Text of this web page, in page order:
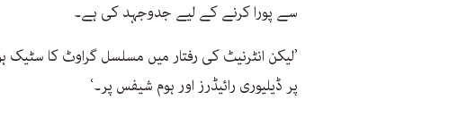
سے پورا کرنے کے لیے جدوجہد کی ہے۔
’لیکن انٹرنیٹ کی رفتار میں مسلسل گراوٹ کا سٹیک
پر ڈیلیوری رائیڈرز اور ہوم شیفس پر۔‘